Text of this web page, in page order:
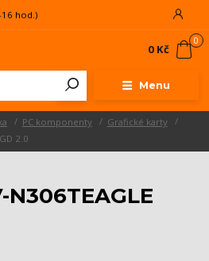
Menu
16 hod.)
0
0 Kč
PC komponenty
Grafické karty
2.0